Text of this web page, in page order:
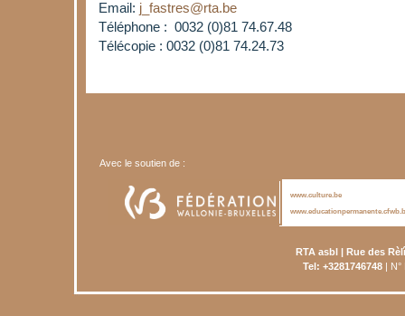
Email: j_fastres@rta.be
Téléphone : 0032 (0)81 74.67.48
Télécopie : 0032 (0)81 74.24.73
Avec le soutien de :
www.culture.be
RTA asbl | Rue des
Tel: +3281746748| N°